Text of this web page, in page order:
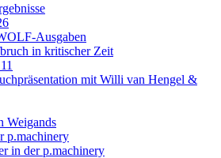
Ausgaben
in kritischer Zeit
mit Willi van Hengel &
Weigands
p.machinery
in der p.machinery